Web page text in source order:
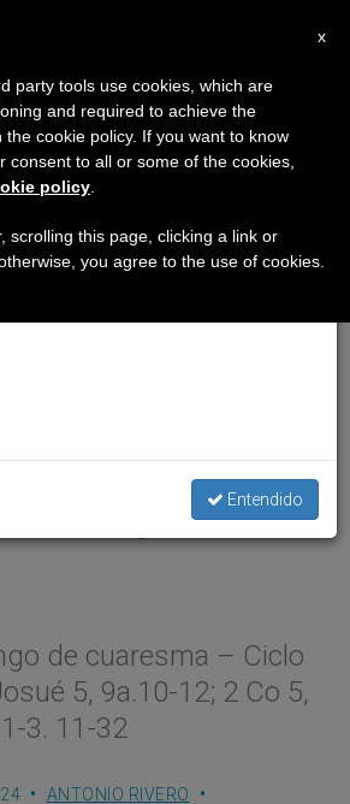
In Prati - Roma)
de cuaresma – Ciclo
5, 9a.10-12; 2 Co 5,
3. 11-32
ANTONIO RIVERO
×
7 de agosto haremos la pausa
que en el periodo de verano
informaciones y también el
Entendido
x
party tools use cookies, which are
and required to achieve the
the cookie policy. If you want to know
consent to all or some of the cookies,
policy
scrolling this page, clicking a link or
you agree to the use of cookies.